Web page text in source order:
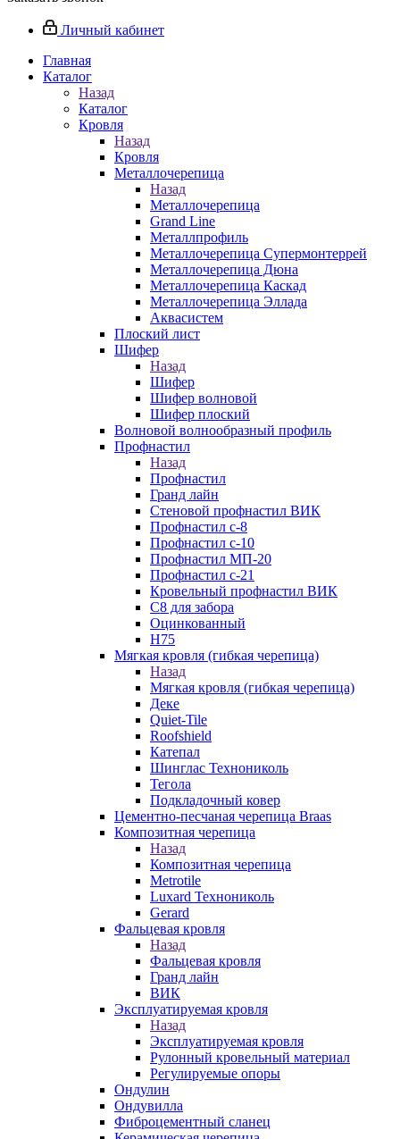
Личный кабинет
Главная
Каталог
Назад
Каталог
Кровля
Назад
Кровля
Металлочерепица
Назад
Металлочерепица
Grand Line
Металлпрофиль
Металлочерепица Супермонтеррей
Металлочерепица Дюна
Металлочерепица Каскад
Металлочерепица Эллада
Аквасистем
Плоский лист
Шифер
Назад
Шифер
Шифер волновой
Шифер плоский
Волновой волнообразный профиль
Профнастил
Назад
Профнастил
Гранд лайн
Стеновой профнастил ВИК
Профнастил с-8
Профнастил с-10
Профнастил МП-20
Профнастил с-21
Кровельный профнастил ВИК
С8 для забора
Оцинкованный
Н75
Мягкая кровля (гибкая черепица)
Назад
Мягкая кровля (гибкая черепица)
Деке
Quiet-Tile
Roofshield
Катепал
Шинглас Технониколь
Тегола
Подкладочный ковер
Цементно-песчаная черепица Braas
Композитная черепица
Назад
Композитная черепица
Metrotile
Luxard Технониколь
Gerard
Фальцевая кровля
Назад
Фальцевая кровля
Гранд лайн
ВИК
Эксплуатируемая кровля
Назад
Эксплуатируемая кровля
Рулонный кровельный материал
Регулируемые опоры
Ондулин
Ондувилла
Фиброцементный сланец